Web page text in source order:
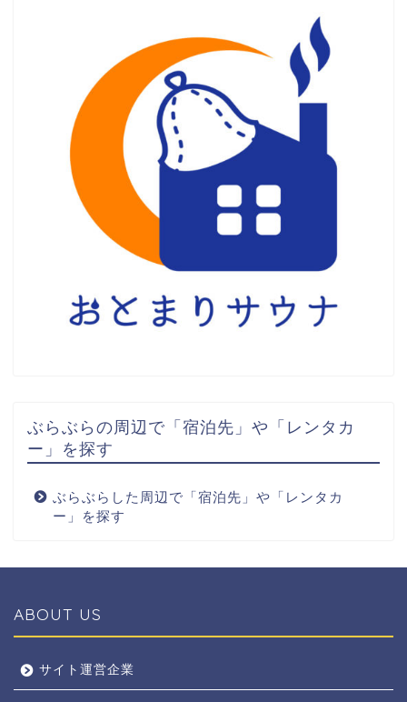
ぶらぶらの周辺で「宿泊先」や「レンタカ
ー」を探す
ぶらぶらした周辺で「宿泊先」や「レンタカ
ー」を探す
ABOUT US
サイト運営企業